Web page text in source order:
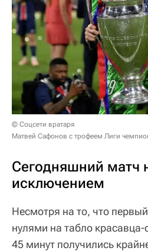
© Соцсети вратаря
Матвей Сафонов с трофеем Лиги
Сегодняшний матч
исключением
Несмотря на то, что
нулями на табло красавца-
45 минут получились